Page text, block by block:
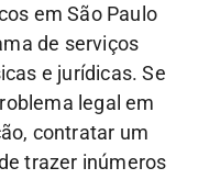
em São Paulo
de serviços
e jurídicas. Se
legal em
contratar um
trazer inúmeros